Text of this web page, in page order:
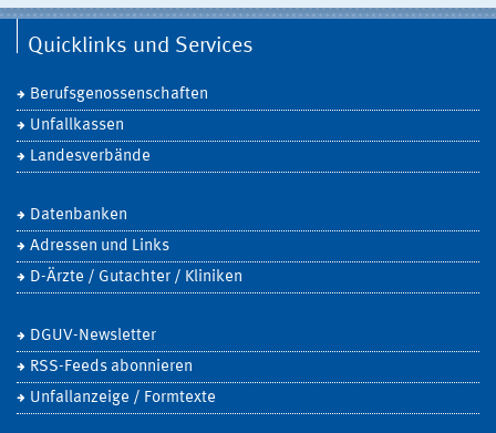
Quicklinks und Services
Berufsgenossenschaften
Unfallkassen
Landesverbände
Datenbanken
Adressen und Links
D-Ärzte / Gutachter / Kliniken
DGUV-Newsletter
RSS-Feeds abonnieren
Unfallanzeige / Formtexte